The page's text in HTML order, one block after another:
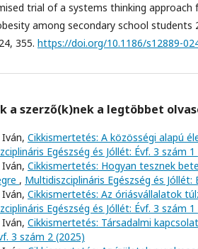
trial of a systems thinking approach
among secondary school students
355. https://doi.org/10.1186/s12889-
a szerző(k)nek a legtöbbet
Cikkismertetés: A közösségi alapú
Egészség és Jóllét: Évf. 3 szám 1
Cikkismertetés: Hogyan tesznek
, Multidiszciplináris Egészség és Jóllét:
Cikkismertetés: Az óriásvállalatok
Egészség és Jóllét: Évf. 3 szám 1
Cikkismertetés: Társadalmi
3 szám 2 (2025)